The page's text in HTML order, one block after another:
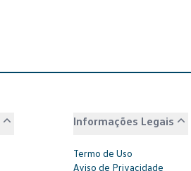
Informações Legais
Termo de Uso
Aviso de Privacidade